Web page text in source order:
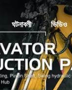
ঘটনাবলী ভিডিও